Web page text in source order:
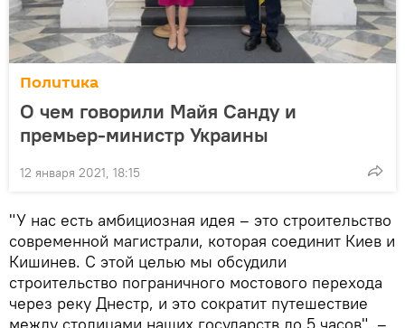
Политика
О чем говорили Майя Санду и
премьер-министр Украины
12 января 2021, 18:15
"У нас есть амбициозная идея – это строительство
современной магистрали, которая соединит Киев и
Кишинев. С этой целью мы обсудили
строительство пограничного мостового перехода
через реку Днестр, и это сократит путешествие
между столицами наших государств до 5 часов", –